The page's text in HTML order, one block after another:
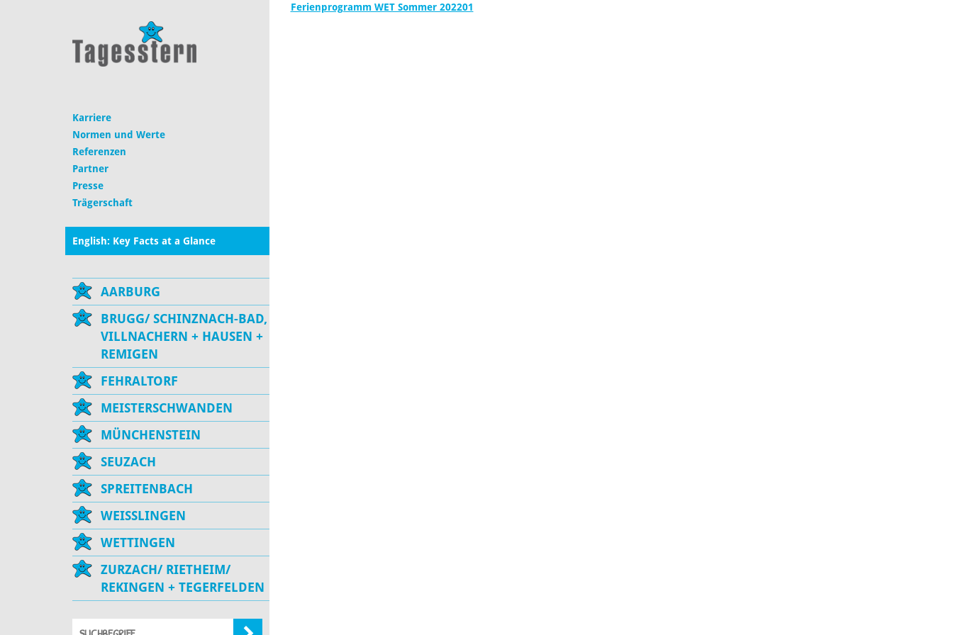
Karriere
Normen und Werte
Referenzen
Partner
Presse
Trägerschaft
English: Key Facts at a Glance
AARBURG
BRUGG/ SCHINZNACH-BAD,
VILLNACHERN + HAUSEN +
REMIGEN
FEHRALTORF
MEISTERSCHWANDEN
MÜNCHENSTEIN
SEUZACH
SPREITENBACH
WEISSLINGEN
WETTINGEN
ZURZACH/ RIETHEIM/
REKINGEN + TEGERFELDEN
Ferienprogramm WET Sommer 202201